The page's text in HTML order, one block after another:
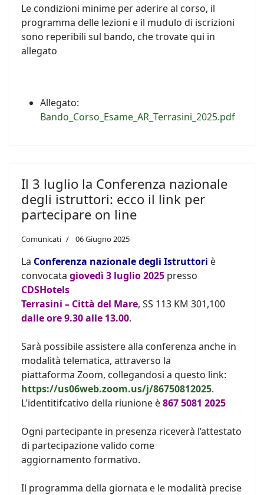
Le condizioni minime per aderire al corso, il
programma delle lezioni e il mudulo di iscrizioni
sono reperibili sul bando, che trovate qui in
allegato
Allegato:
Bando_Corso_Esame_AR_Terrasini_2025.pdf
Il 3 luglio la Conferenza nazionale
degli istruttori: ecco il link per
partecipare on line
Comunicati 06 Giugno 2025
La Conferenza nazionale degli Istruttori è
convocata giovedì 3 luglio 2025 presso
CDSHotels
Terrasini – Città del Mare, SS 113 KM 301,100
dalle ore 9.30 alle 13.00.
Sarà possibile assistere alla conferenza anche in
modalità telematica, attraverso la
piattaforma Zoom, collegandosi a questo link:
https://us06web.zoom.us/j/86750812025.
L'identitifcativo della riunione è867 5081 2025
Ogni partecipante in presenza riceverà l’attestato
di partecipazione valido come
aggiornamento formativo.
Il programma della giornata e le modalità precise